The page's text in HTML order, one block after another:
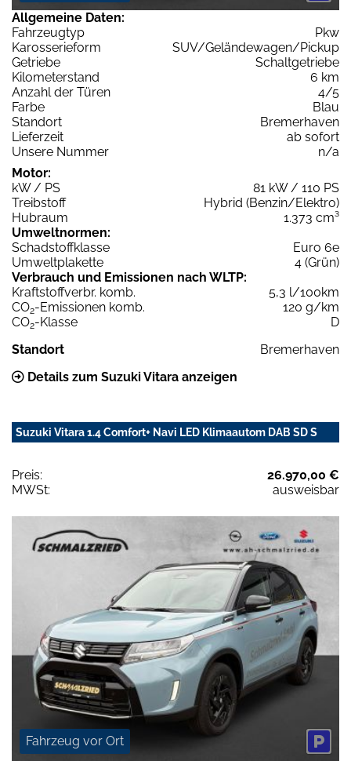
Allgemeine Daten:
Fahrzeugtyp
Pkw
Karosserieform
SUV/Geländewagen/Pickup
Getriebe
Schaltgetriebe
Kilometerstand
6 km
Anzahl der Türen
4/5
Farbe
Blau
Standort
Bremerhaven
Lieferzeit
ab sofort
Unsere Nummer
n/a
Motor:
kW / PS
81 kW / 110 PS
Treibstoff
Hybrid (Benzin/Elektro)
Hubraum
1.373 cm³
Umweltnormen:
Schadstoffklasse
Euro 6e
Umweltplakette
4 (Grün)
Verbrauch und Emissionen nach WLTP:
Kraftstoffverbr. komb.
5,3 l/100km
CO2-Emissionen komb.
120 g/km
CO2-Klasse
D
Standort
Bremerhaven
Details zum Suzuki Vitara anzeigen
Suzuki Vitara 1.4 Comfort+ Navi LED Klimaautom DAB SD S
Preis:
26.970,00 €
MWSt:
ausweisbar
Fahrzeug vor Ort